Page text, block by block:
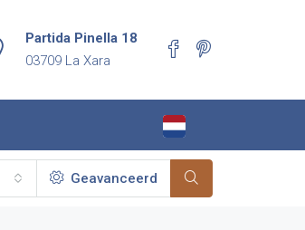
Partida Pinella 18
03709 La Xara
Geavanceerd